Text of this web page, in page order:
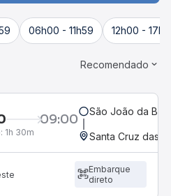
06h00 - 11h59 12h00 -
Recomendado
09:00
1h 30m
São João da Boa
Santa Cruz das
Embarque
direto